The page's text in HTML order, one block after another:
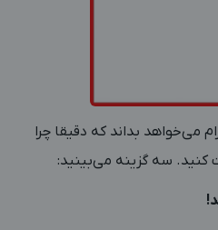
می‌خواهد بداند که دقیقا چرا
کنید. سه گزینه می‌بینید: